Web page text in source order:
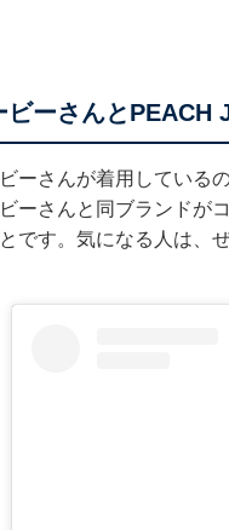
ビーさんとPEACH
ーさんが着用している
ーさんと同ブランドが
です。気になる人は、